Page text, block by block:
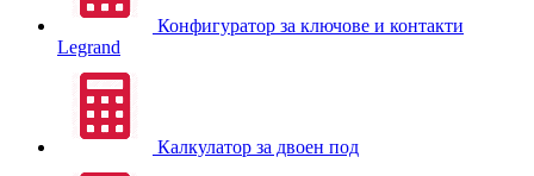
Конфигуратор за ключове и контакти
Legrand
Калкулатор за двоен под